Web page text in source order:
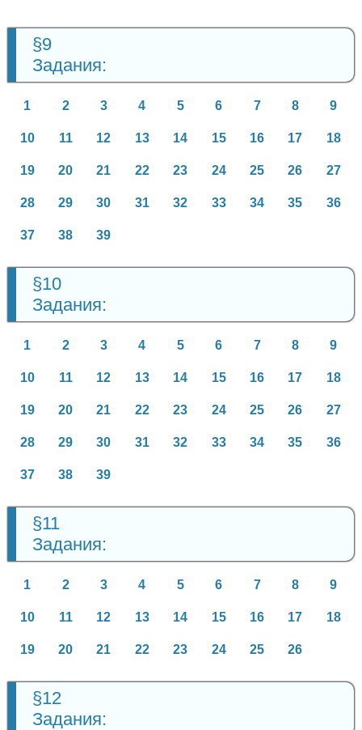
§9
Задания:
1 2 3 4 5 6 7 8 9
10 11 12 13 14 15 16 17 18
19 20 21 22 23 24 25 26 27
28 29 30 31 32 33 34 35 36
37 38 39
§10
Задания:
1 2 3 4 5 6 7 8 9
10 11 12 13 14 15 16 17 18
19 20 21 22 23 24 25 26 27
28 29 30 31 32 33 34 35 36
37 38 39
§11
Задания:
1 2 3 4 5 6 7 8 9
10 11 12 13 14 15 16 17 18
19 20 21 22 23 24 25 26
§12
Задания: